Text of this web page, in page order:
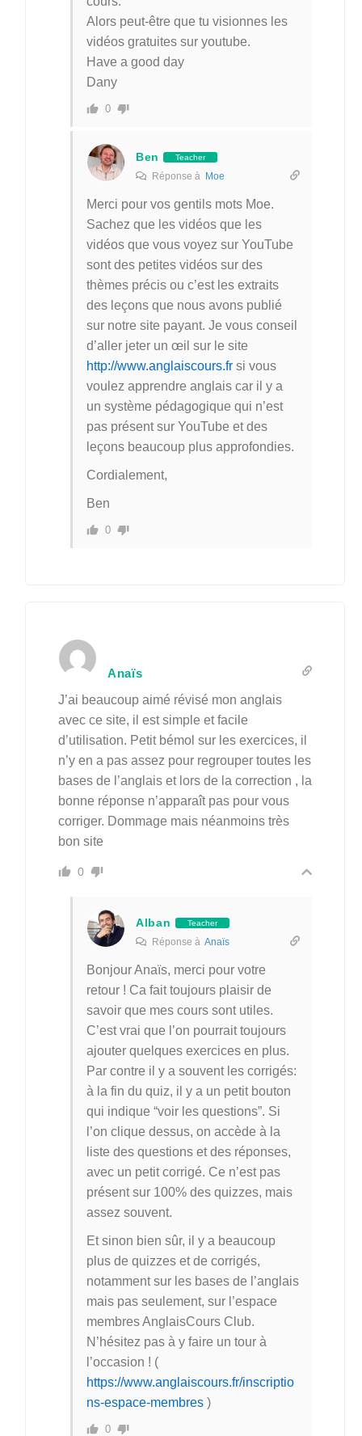
Alors peut-être que tu visionnes les
vidéos gratuites sur youtube.
Have a good day
Dany
0
Ben Teacher
Réponse à Moe
Merci pour vos gentils mots Moe.
Sachez que les vidéos que les
vidéos que vous voyez sur YouTube
sont des petites vidéos sur des
thèmes précis ou c’est les extraits
des leçons que nous avons publié
sur notre site payant. Je vous conseil
d’aller jeter un œil sur le site
http://www.anglaiscours.fr si vous
voulez apprendre anglais car il y a
un système pédagogique qui n’est
pas présent sur YouTube et des
leçons beaucoup plus approfondies.
Cordialement,
Ben
0
Anaïs
J’ai beaucoup aimé révisé mon anglais
avec ce site, il est simple et facile
d’utilisation. Petit bémol sur les exercices, il
n’y en a pas assez pour regrouper toutes les
bases de l’anglais et lors de la correction , la
bonne réponse n’apparaît pas pour vous
corriger. Dommage mais néanmoins très
bon site
0
Alban Teacher
Réponse à Anaïs
Bonjour Anaïs, merci pour votre
retour ! Ca fait toujours plaisir de
savoir que mes cours sont utiles.
C’est vrai que l’on pourrait toujours
ajouter quelques exercices en plus.
Par contre il y a souvent les corrigés:
à la fin du quiz, il y a un petit bouton
qui indique “voir les questions”. Si
l’on clique dessus, on accède à la
liste des questions et des réponses,
avec un petit corrigé. Ce n’est pas
présent sur 100% des quizzes, mais
assez souvent.
Et sinon bien sûr, il y a beaucoup
plus de quizzes et de corrigés,
notamment sur les bases de l’anglais
mais pas seulement, sur l’espace
membres AnglaisCours Club.
N’hésitez pas à y faire un tour à
l’occasion ! (
https://www.anglaiscours.fr/inscriptio
ns-espace-membres )
0